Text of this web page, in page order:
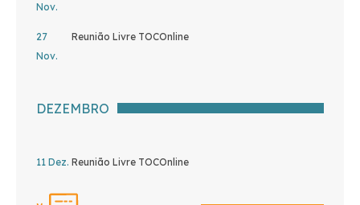
Nov.
27
Nov.
Reunião Livre TOCOnline
DEZEMBRO
11 Dez. Reunião Livre TOCOnline